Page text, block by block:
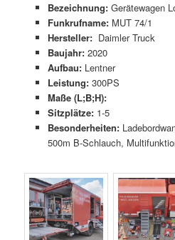
Bezeichnung:Gerätewagen
Funkrufname:MUT 74/1
Hersteller:Daimler Truck
Baujahr:2020
Aufbau:Lentner
Leistung:300PS
Maße (L;B;H):
Sitzplätze:1-5
Besonderheiten:
500m B-Schlauch,